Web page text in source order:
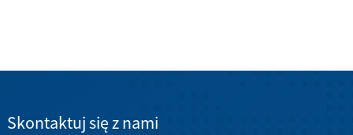
Skontaktuj się z nami